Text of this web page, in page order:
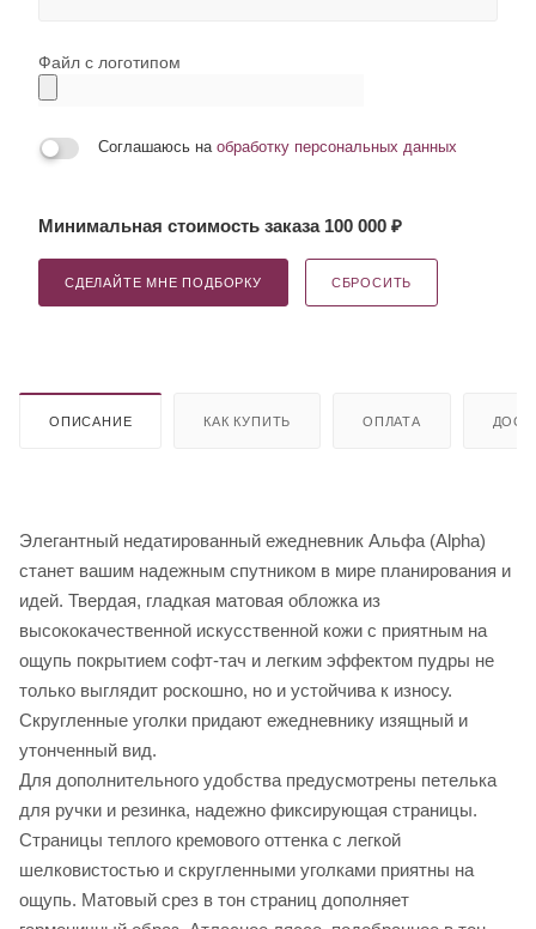
Файл с логотипом
Соглашаюсь на обработку персональных данных
Минимальная стоимость заказа 100 000 ₽
СДЕЛАЙТЕ МНЕ ПОДБОРКУ СБРОСИТЬ
ОПИСАНИЕ КАК КУПИТЬ ОПЛАТА
Элегантный недатированный ежедневник Альфа (Alpha)
станет вашим надежным спутником в мире планирования и
идей. Твердая, гладкая матовая обложка из
высококачественной искусственной кожи с приятным на
ощупь покрытием софт-тач и легким эффектом пудры не
только выглядит роскошно, но и устойчива к износу.
Скругленные уголки придают ежедневнику изящный и
утонченный вид.
Для дополнительного удобства предусмотрены петелька
для ручки и резинка, надежно фиксирующая страницы.
Страницы теплого кремового оттенка с легкой
шелковистостью и скругленными уголками приятны на
ощупь. Матовый срез в тон страниц дополняет